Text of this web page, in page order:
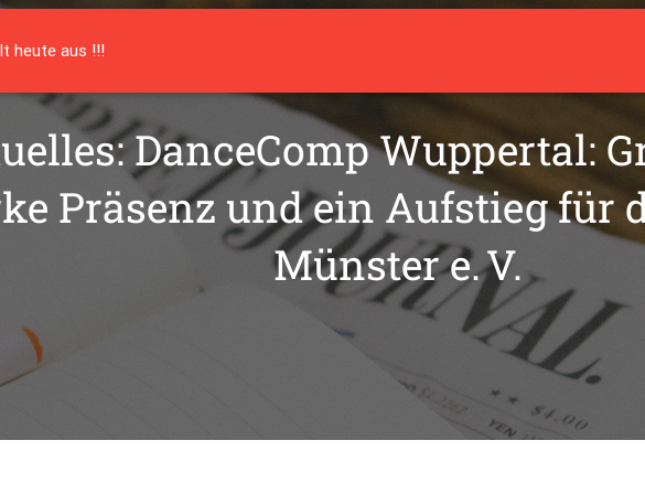
heute aus !!!
e. V.
DanceComp Wuppertal:
Präsenz und ein Aufstieg für
Münster e. V.